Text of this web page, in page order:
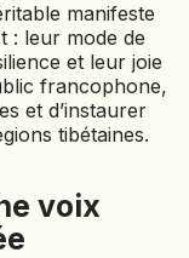
manifeste
: leur mode de
et leur joie
francophone,
et d’instaurer
tibétaines.
voix